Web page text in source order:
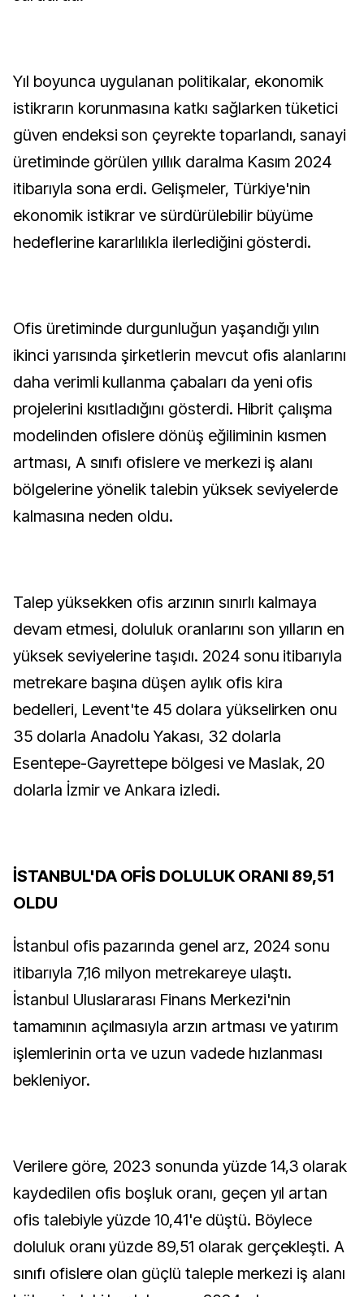
Yıl boyunca uygulanan politikalar, ekonomik
istikrarın korunmasına katkı sağlarken tüketici
güven endeksi son çeyrekte toparlandı, sanayi
üretiminde görülen yıllık daralma Kasım 2024
itibarıyla sona erdi. Gelişmeler, Türkiye'nin
ekonomik istikrar ve sürdürülebilir büyüme
hedeflerine kararlılıkla ilerlediğini gösterdi.
Ofis üretiminde durgunluğun yaşandığı yılın
ikinci yarısında şirketlerin mevcut ofis alanlarını
daha verimli kullanma çabaları da yeni ofis
projelerini kısıtladığını gösterdi. Hibrit çalışma
modelinden ofislere dönüş eğiliminin kısmen
artması, A sınıfı ofislere ve merkezi iş alanı
bölgelerine yönelik talebin yüksek seviyelerde
kalmasına neden oldu.
Talep yüksekken ofis arzının sınırlı kalmaya
devam etmesi, doluluk oranlarını son yılların en
yüksek seviyelerine taşıdı. 2024 sonu itibarıyla
metrekare başına düşen aylık ofis kira
bedelleri, Levent'te 45 dolara yükselirken onu
35 dolarla Anadolu Yakası, 32 dolarla
Esentepe-Gayrettepe bölgesi ve Maslak, 20
dolarla İzmir ve Ankara izledi.
İSTANBUL'DA OFİS DOLULUK ORANI 89,51
OLDU
İstanbul ofis pazarında genel arz, 2024 sonu
itibarıyla 7,16 milyon metrekareye ulaştı.
İstanbul Uluslararası Finans Merkezi'nin
tamamının açılmasıyla arzın artması ve yatırım
işlemlerinin orta ve uzun vadede hızlanması
bekleniyor.
Verilere göre, 2023 sonunda yüzde 14,3 olarak
kaydedilen ofis boşluk oranı, geçen yıl artan
ofis talebiyle yüzde 10,41'e düştü. Böylece
doluluk oranı yüzde 89,51 olarak gerçekleşti. A
sınıfı ofislere olan güçlü taleple merkezi iş alanı